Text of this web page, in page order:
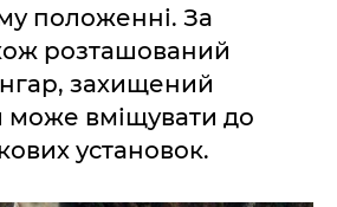
положенні. За
розташований
захищений
вміщувати до
установок.